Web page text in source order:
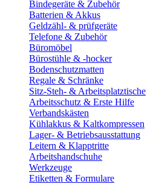
Bindegeräte & Zubehör
Batterien & Akkus
Geldzähl- & prüfgeräte
Telefone & Zubehör
Büromöbel
Bürostühle & -hocker
Bodenschutzmatten
Regale & Schränke
Sitz-Steh- & Arbeitsplatztische
Arbeitsschutz & Erste Hilfe
Verbandskästen
Kühlakkus & Kaltkompressen
Lager- & Betriebsausstattung
Leitern & Klapptritte
Arbeitshandschuhe
Werkzeuge
Etiketten & Formulare